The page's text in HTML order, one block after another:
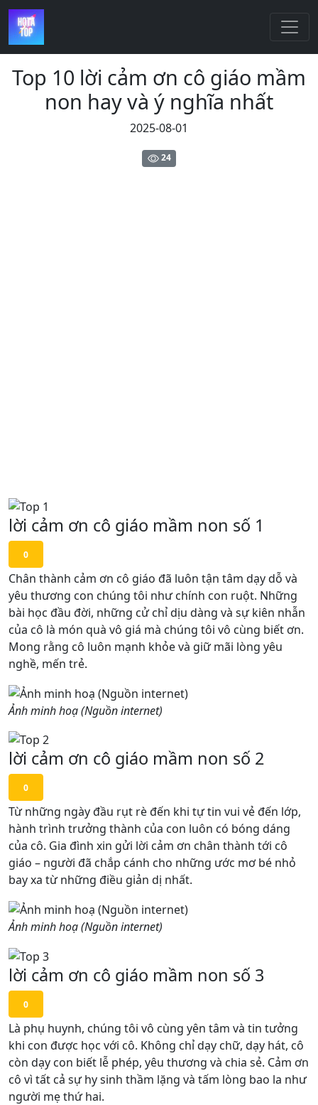
Top 10 lời cảm ơn cô giáo mầm
non hay và ý nghĩa nhất
2025-08-01
24
lời cảm ơn cô giáo mầm non số 1
0
Chân thành cảm ơn cô giáo đã luôn tận tâm dạy dỗ và
yêu thương con chúng tôi như chính con ruột. Những
bài học đầu đời, những cử chỉ dịu dàng và sự kiên nhẫn
của cô là món quà vô giá mà chúng tôi vô cùng biết ơn.
Mong rằng cô luôn mạnh khỏe và giữ mãi lòng yêu
nghề, mến trẻ.
Ảnh minh hoạ (Nguồn internet)
lời cảm ơn cô giáo mầm non số 2
0
Từ những ngày đầu rụt rè đến khi tự tin vui vẻ đến lớp,
hành trình trưởng thành của con luôn có bóng dáng
của cô. Gia đình xin gửi lời cảm ơn chân thành tới cô
giáo – người đã chắp cánh cho những ước mơ bé nhỏ
bay xa từ những điều giản dị nhất.
Ảnh minh hoạ (Nguồn internet)
lời cảm ơn cô giáo mầm non số 3
0
Là phụ huynh, chúng tôi vô cùng yên tâm và tin tưởng
khi con được học với cô. Không chỉ dạy chữ, dạy hát, cô
còn dạy con biết lễ phép, yêu thương và chia sẻ. Cảm ơn
cô vì tất cả sự hy sinh thầm lặng và tấm lòng bao la như
người mẹ thứ hai.